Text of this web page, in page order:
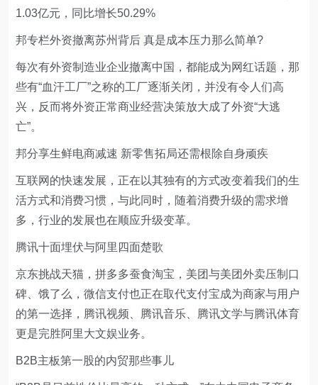
1.03亿元，同比增长50.29%
邦专栏外资撤离苏州背后 真是成本压力那么简单?
每次有外资制造业企业撤离中国，都能成为网红话题，那
些有“血汗工厂”之称的工厂逐渐关闭，并没有令人们高
兴，反而将外资正常商业经营决策放大成了外资“大逃
亡”。
邦分享生鲜电商减速 新零售拓局还需根除自身顽疾
互联网的快速发展，正在以其独有的方式改变着我们的生
活方式和消费习惯，与此同时，随着消费升级的需求增
多，行业的发展也在顺应升级变革。
腾讯十面埋伏与阿里四面楚歌
京东挑战天猫，拼多多蚕食淘宝，美团与美团外卖压制口
碑、饿了么，微信支付也正在取代支付宝成为商家与用户
的第一选择，腾讯视频、腾讯音乐、腾讯文学与腾讯体育
更是完胜阿里大文娱业务。
B2B主板第一股的内贸那些事儿